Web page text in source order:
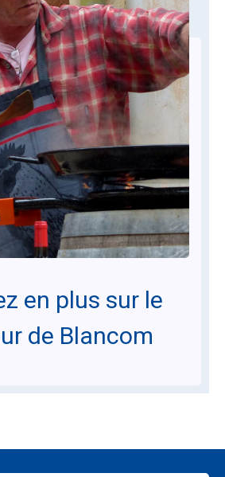
en plus sur le
de Blancom